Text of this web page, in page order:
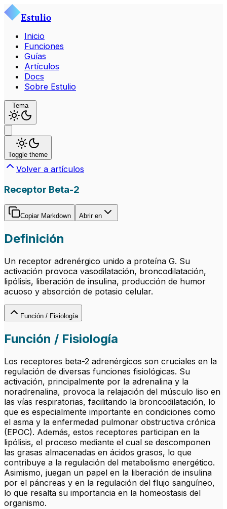
Estulio
Inicio
Funciones
Guías
Artículos
Docs
Sobre Estulio
Tema
Toggle theme
Volver a artículos
Receptor Beta-2
Copiar Markdown Abrir en
Definición
Un receptor adrenérgico unido a proteína G. Su
activación provoca vasodilatación, broncodilatación,
lipólisis, liberación de insulina, producción de humor
acuoso y absorción de potasio celular.
Función / Fisiología
Función / Fisiología
Los receptores beta-2 adrenérgicos son cruciales en la
regulación de diversas funciones fisiológicas. Su
activación, principalmente por la adrenalina y la
noradrenalina, provoca la relajación del músculo liso en
las vías respiratorias, facilitando la broncodilatación, lo
que es especialmente importante en condiciones como
el asma y la enfermedad pulmonar obstructiva crónica
(EPOC). Además, estos receptores participan en la
lipólisis, el proceso mediante el cual se descomponen
las grasas almacenadas en ácidos grasos, lo que
contribuye a la regulación del metabolismo energético.
Asimismo, juegan un papel en la liberación de insulina
por el páncreas y en la regulación del flujo sanguíneo,
lo que resalta su importancia en la homeostasis del
organismo.